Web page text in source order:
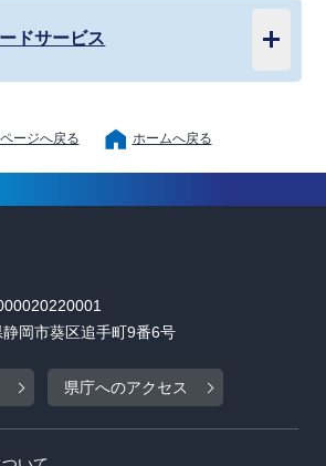
ドサービス
ージへ戻る ホームへ戻る
岡市葵区追手町9番6号
県庁へのアクセス